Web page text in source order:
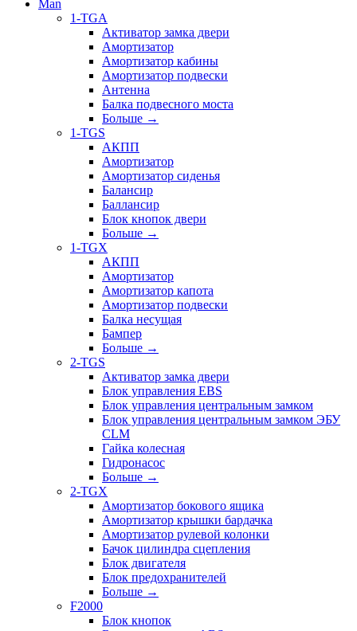
Man
1-TGA
Активатор замка двери
Амортизатор
Амортизатор кабины
Амортизатор подвески
Антенна
Балка подвесного моста
Больше →
1-TGS
АКПП
Амортизатор
Амортизатор сиденья
Балансир
Баллансир
Блок кнопок двери
Больше →
1-TGX
АКПП
Амортизатор
Амортизатор капота
Амортизатор подвески
Балка несущая
Бампер
Больше →
2-TGS
Активатор замка двери
Блок управления EBS
Блок управления центральным замком
Блок управления центральным замком ЭБУ
CLM
Гайка колесная
Гидронасос
Больше →
2-TGX
Амортизатор бокового ящика
Амортизатор крышки бардачка
Амортизатор рулевой колонки
Бачок цилиндра сцепления
Блок двигателя
Блок предохранителей
Больше →
F2000
Блок кнопок